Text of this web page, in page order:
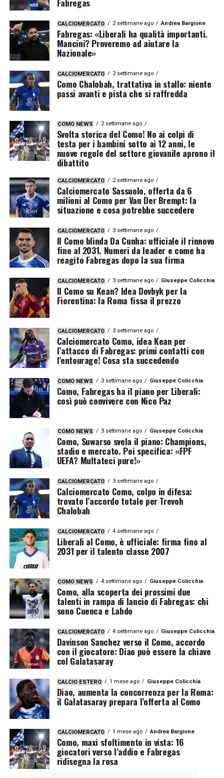
CALCIOMERCATO 2 settimane ago Andrea Bargione
Fabregas: «Liberali ha qualità importanti.
Mancini? Proveremo ad aiutare la
Nazionale»
CALCIOMERCATO 2 settimane ago
Como Chalobah, trattativa in stallo: niente
passi avanti e pista che si raffredda
COMO NEWS 2 settimane ago
Svolta storica del Como! No ai colpi di
testa per i bambini sotto ai 12 anni, le
nuove regole del settore giovanile aprono il
dibattito
CALCIOMERCATO 2 settimane ago
Calciomercato Sassuolo, offerta da 6
milioni al Como per Van Der Brempt: la
situazione e cosa potrebbe succedere
CALCIOMERCATO 3 settimane ago
Il Como blinda Da Cunha: ufficiale il rinnovo
fino al 2031. Numeri da leader e come ha
reagito Fabregas dopo la sua firma
CALCIOMERCATO 3 settimane ago Giuseppe Colicchia
Il Como su Kean? Idea Dovbyk per la
Fiorentina: la Roma fissa il prezzo
CALCIOMERCATO 3 settimane ago
Calciomercato Como, idea Kean per
l’attacco di Fabregas: primi contatti con
l’entourage! Cosa sta succedendo
COMO NEWS 3 settimane ago Giuseppe Colicchia
Como, Fabregas ha il piano per Liberali:
così può convivere con Nico Paz
COMO NEWS 3 settimane ago Giuseppe Colicchia
Como, Suwarso svela il piano: Champions,
stadio e mercato. Poi specifica: «FPF
UEFA? Multateci pure!»
CALCIOMERCATO 3 settimane ago
Calciomercato Como, colpo in difesa:
trovato l’accordo totale per Trevoh
Chalobah
CALCIOMERCATO 4 settimane ago
Liberali al Como, è ufficiale: firma fino al
2031 per il talento classe 2007
COMO NEWS 4 settimane ago Giuseppe Colicchia
Como, alla scoperta dei prossimi due
talenti in rampa di lancio di Fabregas: chi
sono Cuenca e Lahdo
CALCIOMERCATO 4 settimane ago Giuseppe Colicchia
Davinson Sanchez verso il Como, accordo
con il giocatore: Diao può essere la chiave
col Galatasaray
CALCIO ESTERO 1 mese ago Giuseppe Colicchia
Diao, aumenta la concorrenza per la Roma:
il Galatasaray prepara l’offerta al Como
CALCIOMERCATO 1 mese ago Andrea Bargione
Como, maxi sfoltimento in vista: 16
giocatori verso l’addio e Fabregas
ridisegna la rosa